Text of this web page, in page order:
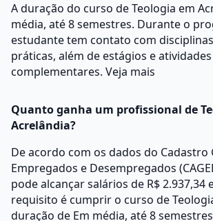
A duração do curso de Teologia em
média, até 8 semestres. Durante o
estudante tem contato com
práticas, além de estágios e atividades
complementares. Veja mais
Quanto ganha um profissional de
Acrelândia?
De acordo com os dados do Cadastro
Empregados e Desempregados
pode alcançar salários de R$ 2.937,34
requisito é cumprir o curso de
duração de Em média, até 8